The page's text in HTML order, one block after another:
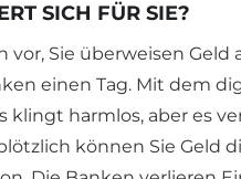
SICH FÜR SIE?
vor, Sie überweisen
einen Tag. Mit dem
klingt harmlos, aber es
können Sie Geld